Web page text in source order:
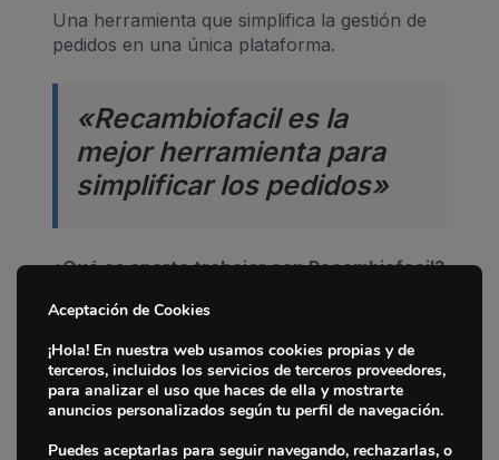
Marcas
Fabricantes
Una herramienta que simplifica la gestión de
pedidos en una única plataforma.
«Recambiofacil es la
mejor herramienta para
simplificar los pedidos»
¿Qué os aporta trabajar con Recambiofacil?
Nos aporta visibilidad para tratar con nuevos
Si tuvieras que destacar algo de
Recambiofacil, ¿qué sería?
Centraliza en una sola plataforma la relación
Aceptación de Cookies
¡Hola! En nuestra web usamos cookies propias y de
terceros, incluidos los servicios de terceros proveedores,
para analizar el uso que haces de ella y mostrarte
anuncios personalizados según tu perfil de navegación.
Puedes aceptarlas para seguir navegando, rechazarlas, o